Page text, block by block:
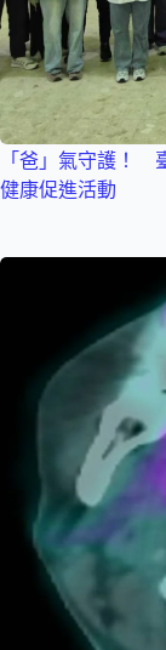
「爸」氣守護！
健康促進活動